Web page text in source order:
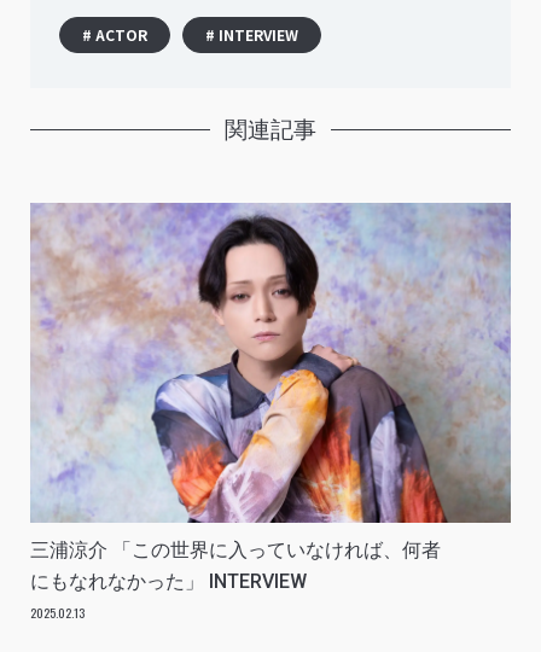
# ACTOR # INTERVIEW
関連記事
三浦涼介 「この世界に入っていなければ、何者
にもなれなかった」 INTERVIEW
2025.02.13